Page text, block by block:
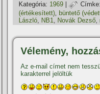
Kategória: 1969 | Címke:
(értékesí­tett)
büntető
László
NB1 Novák Dezső
Vélemény,
Az e-mail címet nem
karakterrel jelöltük